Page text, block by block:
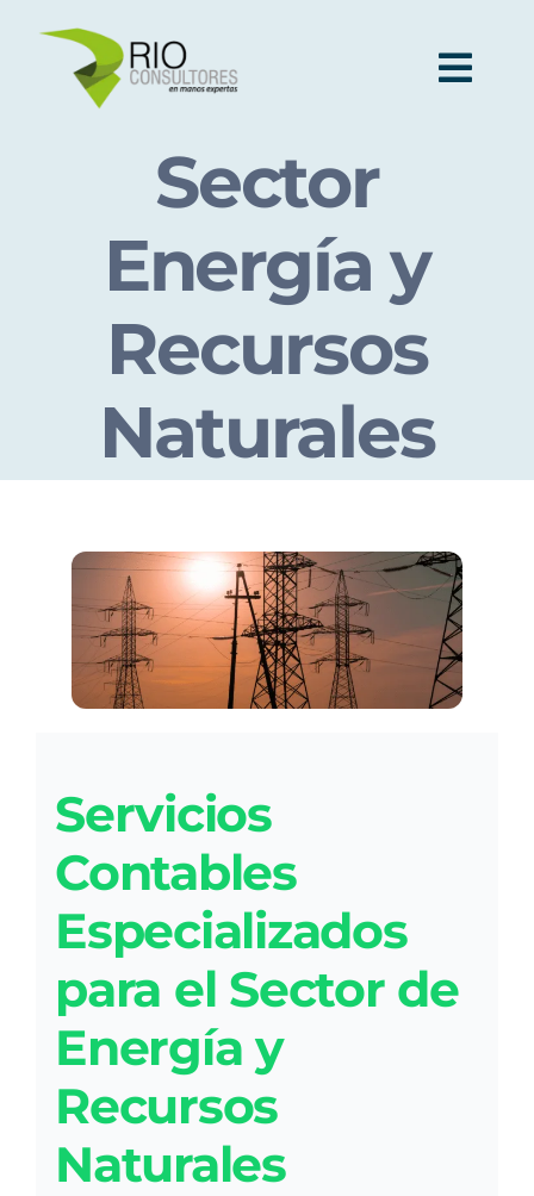
content
Sector
Energía y
Recursos
Naturales
Servicios
Contables
Especializados
para el Sector de
Energía y
Recursos
Naturales